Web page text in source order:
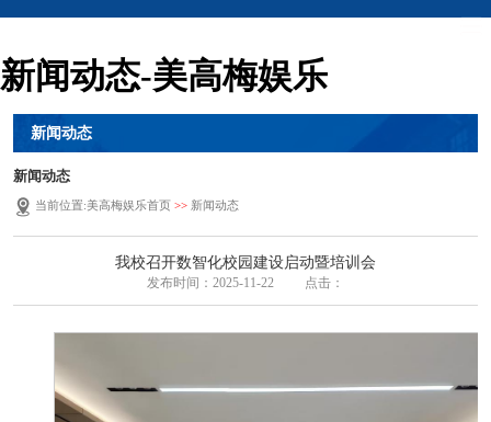
新闻动态-美高梅娱乐
新闻动态
新闻动态
当前位置:美高梅娱乐首页 >> 新闻动态
我校召开数智化校园建设启动暨培训会
发布时间：2025-11-22 点击：